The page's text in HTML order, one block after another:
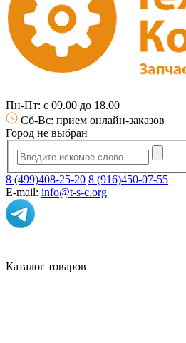
Пн-Пт: с 09.00 до 18.00
Сб-Вс: прием онлайн-заказов
Город не выбран
8 (499)408-25-20 8 (916)450-07-55
E-mail: info@t-s-c.org
Каталог товаров